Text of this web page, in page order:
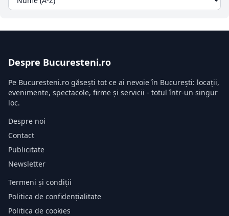
Despre Bucuresteni.ro
Pe Bucuresteni.ro găsești tot ce ai nevoie în București: locații,
evenimente, spectacole, firme și servicii - totul într-un singur
loc.
Despre noi
Contact
Publicitate
Newsletter
Termeni și condiții
Politica de confidențialitate
Politica de cookies